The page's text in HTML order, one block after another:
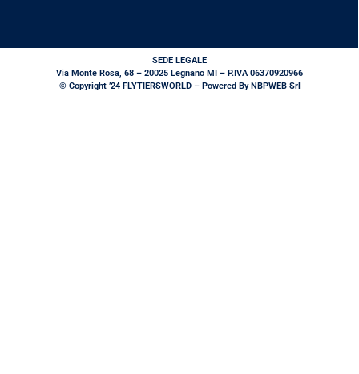
SEDE LEGALE
Via Monte Rosa, 68 – 20025 Legnano MI – P.IVA 06370920966
© Copyright ’24 FLYTIERSWORLD – Powered By NBPWEB Srl